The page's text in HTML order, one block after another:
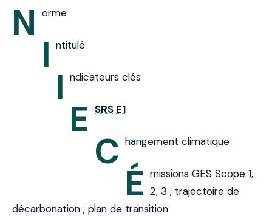
N orme
I ntitulé
I ndicateurs clés
E SRS E1
C hangement climatique
É missions GES Scope 1,
2, 3 ; trajectoire de
décarbonation ; plan de transition